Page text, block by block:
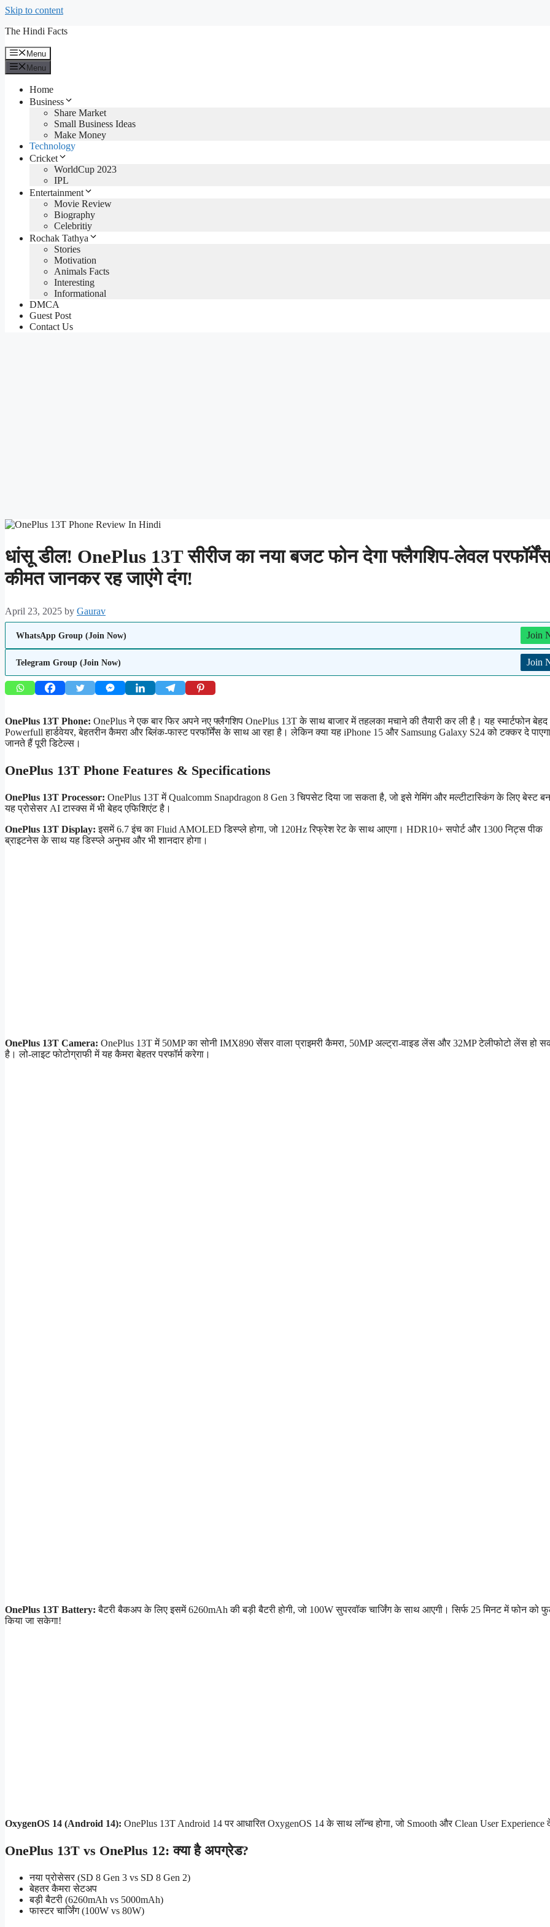
Skip to content
The Hindi Facts
Menu
Menu
Home
Business
Share Market
Small Business Ideas
Make Money
Technology
Cricket
WorldCup 2023
IPL
Entertainment
Movie Review
Biography
Celebritiy
Rochak Tathya
Stories
Motivation
Animals Facts
Interesting
Informational
DMCA
Guest Post
Contact Us
धांसू डील! OnePlus 13T सीरीज का नया बजट फोन देगा फ्लैगशिप-लेवल
कीमत जानकर रह जाएंगे दंग!
April 23, 2025 by Gaurav
WhatsApp Group (Join Now) Join
Telegram Group (Join Now) Join
OnePlus 13T Phone: OnePlus ने एक बार फिर अपने नए फ्लैगशिप OnePlus 13T के साथ बाजार में तहलका मचाने की तैयारी कर ली है। यह स्मार्टफोन बेहद
Powerfull हार्डवेयर, बेहतरीन कैमरा और ब्लिंक-फास्ट परफॉर्मेंस के साथ आ रहा है। लेकिन क्या यह iPhone 15 और Samsung Galaxy S24 को टक्कर दे
जानते हैं पूरी डिटेल्स।
OnePlus 13T Phone Features & Specifications
OnePlus 13T Processor: OnePlus 13T में Qualcomm Snapdragon 8 Gen 3 चिपसेट दिया जा सकता है, जो इसे गेमिंग और मल्टीटास्किंग के लिए बेस्ट
यह प्रोसेसर AI टास्क्स में भी बेहद एफिशिएंट है।
OnePlus 13T Display: इसमें 6.7 इंच का Fluid AMOLED डिस्प्ले होगा, जो 120Hz रिफ्रेश रेट के साथ आएगा। HDR10+ सपोर्ट और 1300 निट्स पीक
ब्राइटनेस के साथ यह डिस्प्ले अनुभव और भी शानदार होगा।
OnePlus 13T Camera: OnePlus 13T में 50MP का सोनी IMX890 सेंसर वाला प्राइमरी कैमरा, 50MP अल्ट्रा-वाइड लेंस और 32MP टेलीफोटो लेंस हो
है। लो-लाइट फोटोग्राफी में यह कैमरा बेहतर परफॉर्म करेगा।
OnePlus 13T Battery: बैटरी बैकअप के लिए इसमें 6260mAh की बड़ी बैटरी होगी, जो 100W सुपरवॉक चार्जिंग के साथ आएगी। सिर्फ 25 मिनट में फोन को
किया जा सकेगा!
OxygenOS 14 (Android 14): OnePlus 13T Android 14 पर आधारित OxygenOS 14 के साथ लॉन्च होगा, जो Smooth और Clean User
OnePlus 13T vs OnePlus 12: क्या है अपग्रेड?
नया प्रोसेसर (SD 8 Gen 3 vs SD 8 Gen 2)
बेहतर कैमरा सेटअप
बड़ी बैटरी (6260mAh vs 5000mAh)
फास्टर चार्जिंग (100W vs 80W)